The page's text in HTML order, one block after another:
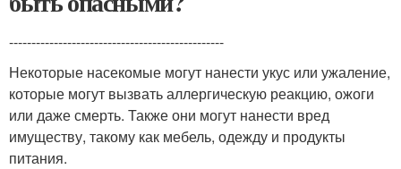
------------------------------------------------
Некоторые насекомые могут нанести укус или ужаление,
которые могут вызвать аллергическую реакцию, ожоги
или даже смерть. Также они могут нанести вред
имуществу, такому как мебель, одежду и продукты
питания.